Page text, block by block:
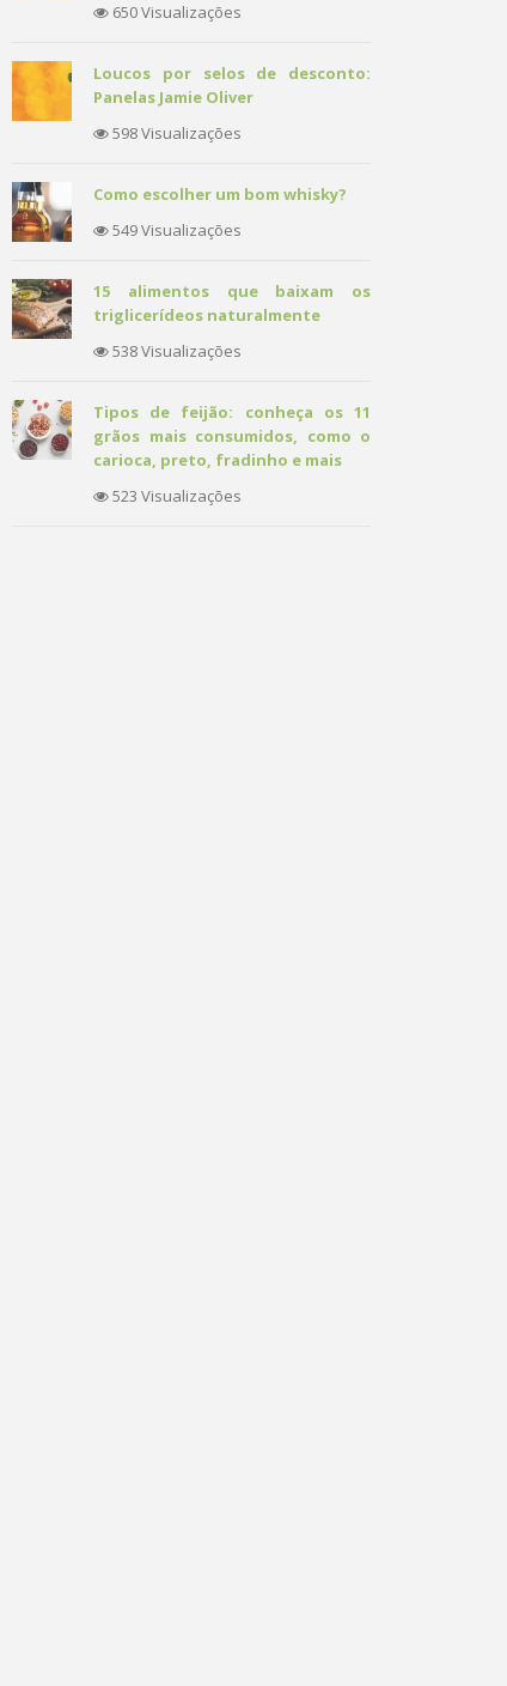
650 Visualizações
Loucos por selos de desconto:
Panelas Jamie Oliver
598 Visualizações
Como escolher um bom whisky?
549 Visualizações
15 alimentos que baixam os
triglicerídeos naturalmente
538 Visualizações
Tipos de feijão: conheça os 11
grãos mais consumidos, como o
carioca, preto, fradinho e mais
523 Visualizações